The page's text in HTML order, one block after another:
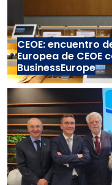
CEOE: encuentro
Europea de CEOE
BusinessEurope